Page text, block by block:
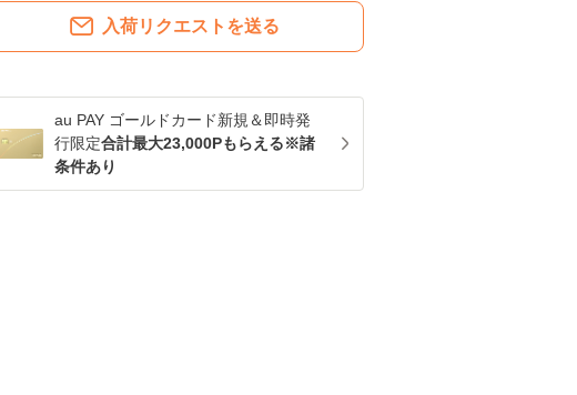
入荷リクエストを送る
au PAY ゴールドカード新規＆即時発
行限定合計最大23,000Pもらえる※諸
条件あり